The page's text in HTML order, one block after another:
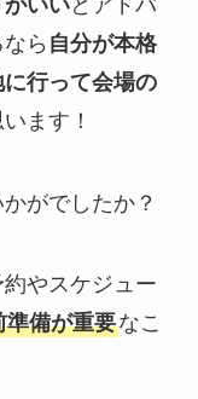
ら 自分が本格
行って会場の
ます！
がでしたか？
やスケジュー
準備が重要なこ